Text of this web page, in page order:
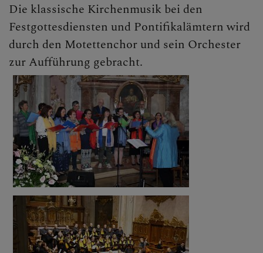
Die klassische Kirchenmusik bei den
Festgottesdiensten und Pontifikalämtern wird
durch den Motettenchor und sein Orchester
zur Aufführung gebracht.